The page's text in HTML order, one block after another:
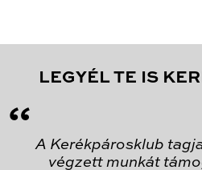
LEGYÉL TE IS
“
A Kerékpárosklub
végzett munkát